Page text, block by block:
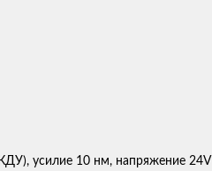
усилие 10 нм, напряжение 24V